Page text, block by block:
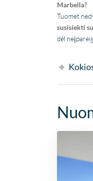
Marbella?
Tuomet
susisiekti su
dėl